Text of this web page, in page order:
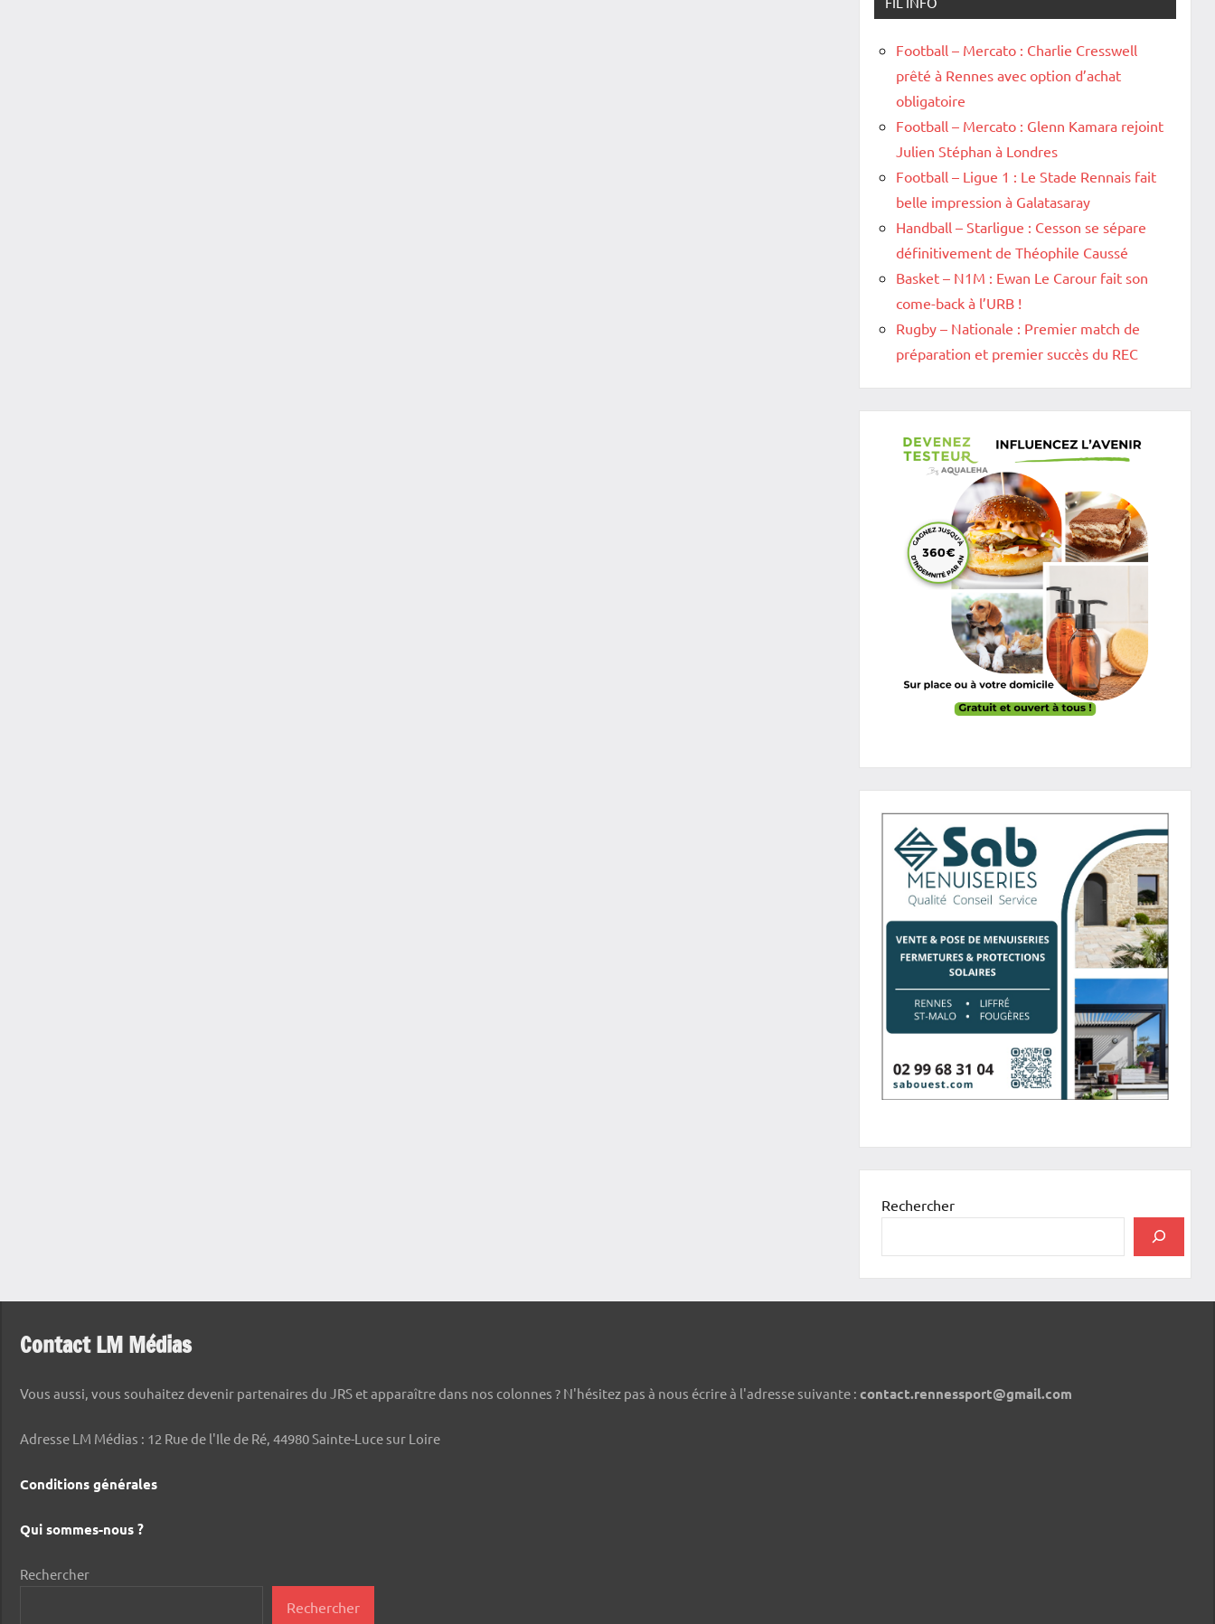
Football – Mercato : Charlie Cresswell
prêté à Rennes avec option d’achat
obligatoire
Football – Mercato : Glenn Kamara rejoint
Julien Stéphan à Londres
Football – Ligue 1 : Le Stade Rennais fait
belle impression à Galatasaray
Handball – Starligue : Cesson se sépare
définitivement de Théophile Caussé
Basket – N1M : Ewan Le Carour fait son
come-back à l’URB !
Rugby – Nationale : Premier match de
préparation et premier succès du REC
Rechercher
Contact LM Médias
Vous aussi, vous souhaitez devenir partenaires du JRS et apparaître dans nos colonnes ? N'hésitez pas à nous écrire à l'adresse suivante : contact.rennessport@gmail.com
Adresse LM Médias : 12 Rue de l'Ile de Ré, 44980 Sainte-Luce sur Loire
Conditions générales
Qui sommes-nous ?
Rechercher
Rechercher